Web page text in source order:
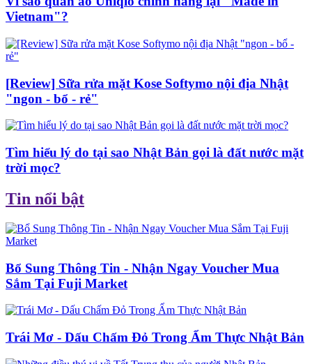
Vietnam"?
[Review] Sữa rửa mặt Kose Softymo nội địa Nhật
"ngon - bổ - rẻ"
Tìm hiểu lý do tại sao Nhật Bản gọi là đất nước mặt
trời mọc?
Tin nổi bật
Bổ Sung Thông Tin - Nhận Ngay Voucher Mua
Sắm Tại Fuji Market
Trái Mơ - Dấu Chấm Đỏ Trong Ẩm Thực Nhật Bản